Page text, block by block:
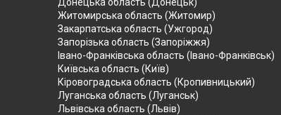
Житомирська область (Житомир)
Закарпатська область (Ужгород)
Запорізька область (Запоріжжя)
Івано-Франківська область (Івано-Франківськ)
Київська область (Київ)
Кіровоградська область (Кропивницький)
Луганська область (Луганськ)
Львівська область (Львів)